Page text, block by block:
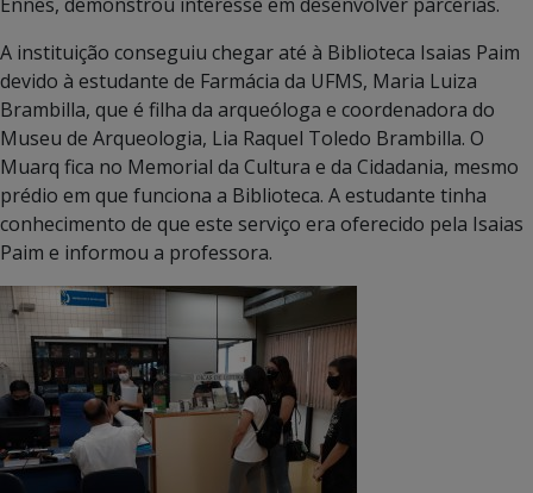
A instituição conseguiu chegar até à Biblioteca Isaias Paim
devido à estudante de Farmácia da UFMS, Maria Luiza
Brambilla, que é filha da arqueóloga e coordenadora do
Museu de Arqueologia, Lia Raquel Toledo Brambilla. O
Muarq fica no Memorial da Cultura e da Cidadania, mesmo
prédio em que funciona a Biblioteca. A estudante tinha
conhecimento de que este serviço era oferecido pela Isaias
Paim e informou a professora.